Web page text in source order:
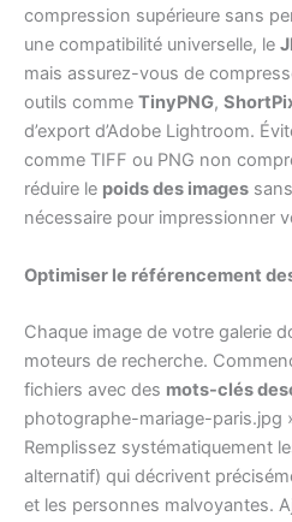
compression supérieure sans
une compatibilité universelle, le
mais assurez-vous de
outils comme TinyPNG,
d’export d’Adobe Lightroom.
comme TIFF ou PNG non
réduire le poids des images
nécessaire pour impressionner
Optimiser le référencement
Chaque image de votre galerie
moteurs de recherche.
fichiers avec des mots-clés
photographe-mariage-paris.jpg
Remplissez systématiquement
alternatif) qui décrivent
et les personnes malvoyantes.